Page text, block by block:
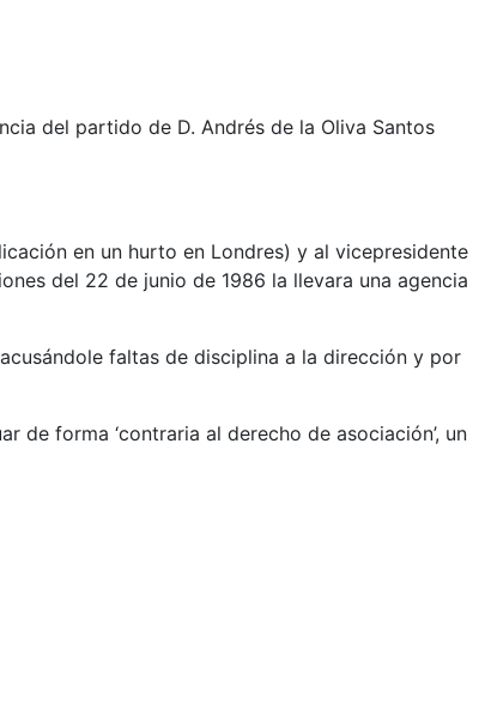
del partido de D. Andrés de la Oliva Santos
en un hurto en Londres) y al vicepresidente
del 22 de junio de 1986 la llevara una agencia
faltas de disciplina a la dirección y por
de forma ‘contraria al derecho de asociación’, un